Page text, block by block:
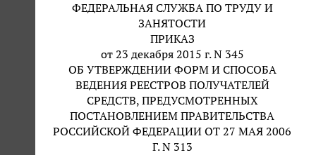
ФЕДЕРАЛЬНАЯ СЛУЖБА ПО ТРУДУ И
ЗАНЯТОСТИ
ПРИКАЗ
от 23 декабря 2015 г. N 345
ОБ УТВЕРЖДЕНИИ ФОРМ И СПОСОБА
ВЕДЕНИЯ РЕЕСТРОВ ПОЛУЧАТЕЛЕЙ
СРЕДСТВ, ПРЕДУСМОТРЕННЫХ
ПОСТАНОВЛЕНИЕМ ПРАВИТЕЛЬСТВА
РОССИЙСКОЙ ФЕДЕРАЦИИ ОТ 27 МАЯ 2006
Г. N 313